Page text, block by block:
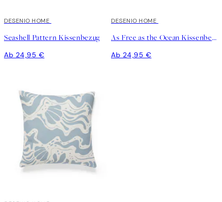
DESENIO HOME
Seashell Pattern Kissenbezug
Ab 24,95 €
DESENIO HOME
As Free as the Ocean Kissenbezug
Ab 24,95 €